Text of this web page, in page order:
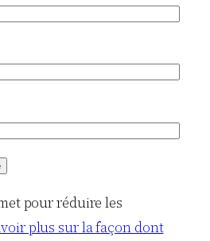
pour réduire les
plus sur la façon dont